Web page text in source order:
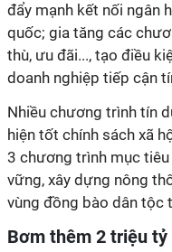
đẩy mạnh kết nối ngân
quốc; gia tăng các
thù, ưu đãi..., tạo điều
doanh nghiệp tiếp cận
Nhiều chương trình tín
hiện tốt chính sách xã
3 chương trình mục
vững, xây dựng nông
vùng đồng bào dân tộc
Bơm thêm 2 triệu